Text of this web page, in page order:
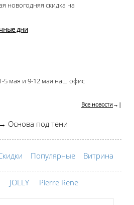
новогодняя скидка на
дни
5 мая и 9-12 мая наш офис
Все новости →|
→ Основа под тени
Популярные Витрина
JOLLY Pierre Rene